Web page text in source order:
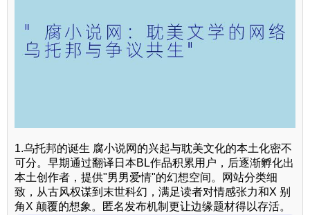
1.乌托邦的诞生 腐小说网的兴起与耽美文化的本土化密不
可分。早期通过翻译日本BL作品积累用户，后逐渐孵化出
本土创作者，提供"男男爱情"的幻想空间。网站分类细
致，从古风权谋到末世科幻，满足读者对情感张力和X 别
角X 颠覆的想象。匿名发布机制更让边缘题材得以存活。